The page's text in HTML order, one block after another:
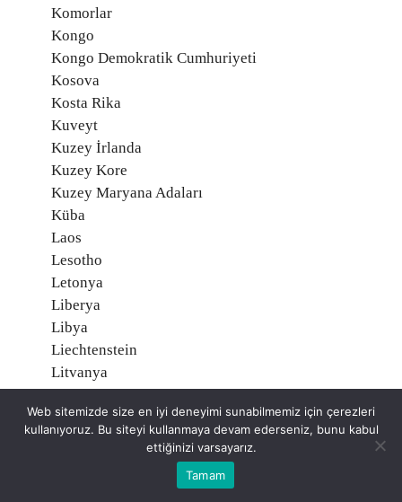
Komorlar
Kongo
Kongo Demokratik Cumhuriyeti
Kosova
Kosta Rika
Kuveyt
Kuzey İrlanda
Kuzey Kore
Kuzey Maryana Adaları
Küba
Laos
Lesotho
Letonya
Liberya
Libya
Liechtenstein
Litvanya
Lübnan
Lüksemburg
Macaristan
Web sitemizde size en iyi deneyimi sunabilmemiz için çerezleri
kullanıyoruz. Bu siteyi kullanmaya devam ederseniz, bunu kabul
ettiğinizi varsayarız.
Tamam